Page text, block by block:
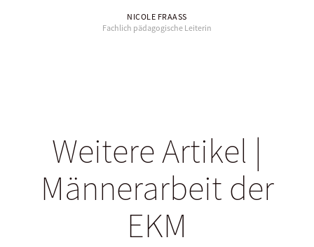
NICOLE FRAASS
Fachlich pädagogische Leiterin
Weitere Artikel |
Männerarbeit der
EKM